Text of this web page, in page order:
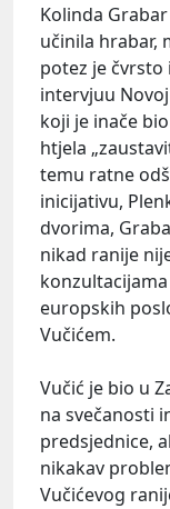
Kolinda
učinila hrabar,
potez je
intervjuu Novoj
koji je inače
htjela
temu ratne
inicijativu,
dvorima,
nikad ranije
europskih
Vučićem.
Vučić je bio u
na svečanosti
predsjednice,
nikakav
Vučićevog